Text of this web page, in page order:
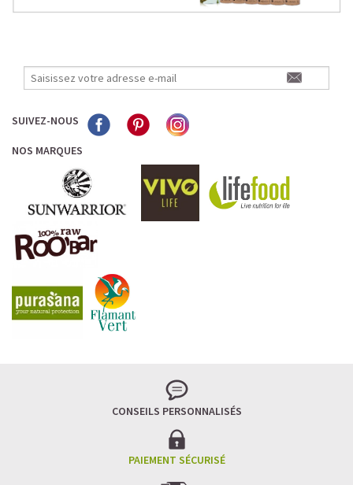
L’ALLIANCE PARFAITE ENTRE PLAISIR ET
PERFORMANCE
Quand le chocolat rencontre le café…
Cacao pur, café expresso et lait végétal fusionnent dans
une boisson veloutée et énergisante.
Une vraie caresse chocolatée, riche en protéines, léger
pour ne jamais peser.
journées avec goût et équilibre.
Mocha Glacé Protéiné
SUIVEZ-NOUS
NOS MARQUES
CONSEILS PERSONNALISÉS
PAIEMENT SÉCURISÉ